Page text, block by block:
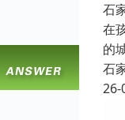
石
在
的
石
26-